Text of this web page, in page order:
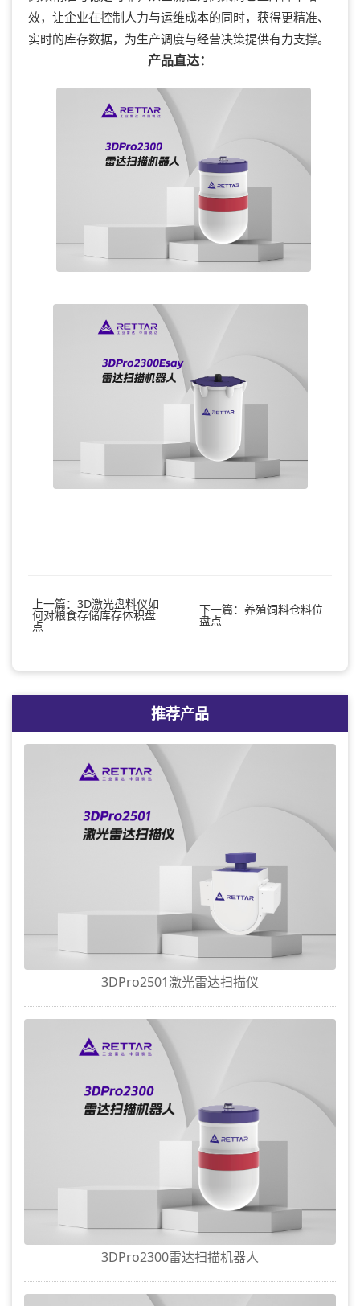
效，让企业在控制人力与运维成本的同时，获得更精准、
实时的库存数据，为生产调度与经营决策提供有力支撑。
产品直达：
上一篇：3D激光盘料仪如
何对粮食存储库存体积盘
点
下一篇：养殖饲料仓料位
盘点
推荐产品
3DPro2501激光雷达扫描仪
3DPro2300雷达扫描机器人